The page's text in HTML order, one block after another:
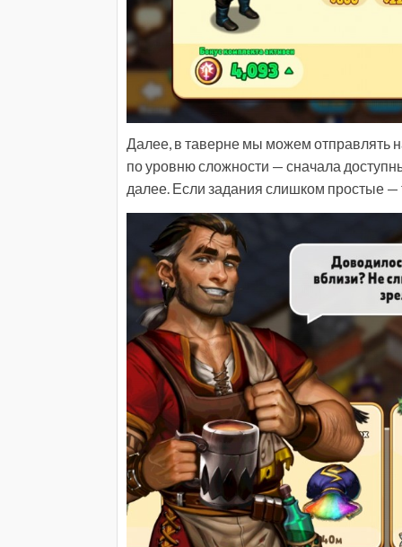
Далее, в таверне мы можем отправлять
по уровню сложности — сначала
далее. Если задания слишком простые —